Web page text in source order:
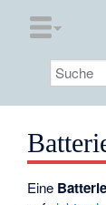
Eine Batterie